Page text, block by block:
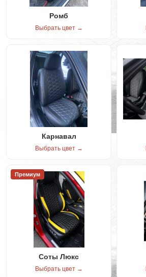
Ромб
Выбрать цвет →
Карнавал
Выбрать цвет →
Премиум
Соты Люкс
Выбрать цвет →